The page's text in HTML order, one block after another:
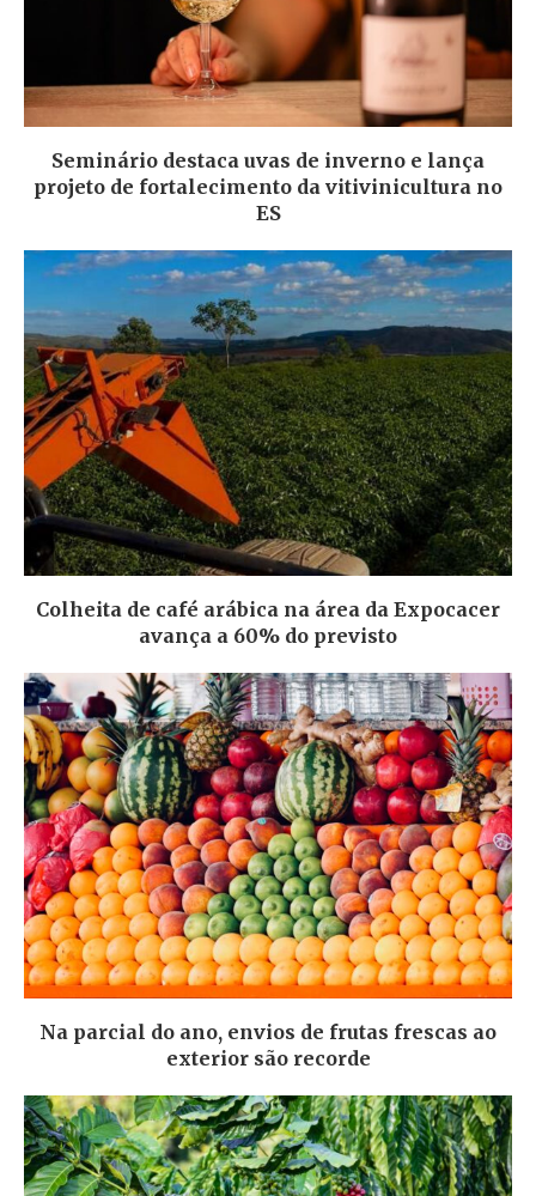
Seminário destaca uvas de inverno e lança
projeto de fortalecimento da vitivinicultura no
ES
Colheita de café arábica na área da Expocacer
avança a 60% do previsto
Na parcial do ano, envios de frutas frescas ao
exterior são recorde